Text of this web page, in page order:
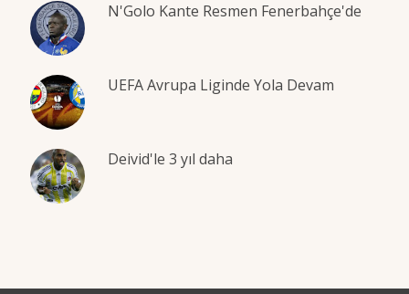
N'Golo Kante Resmen Fenerbahçe'de
UEFA Avrupa Liginde Yola Devam
Deivid'le 3 yıl daha